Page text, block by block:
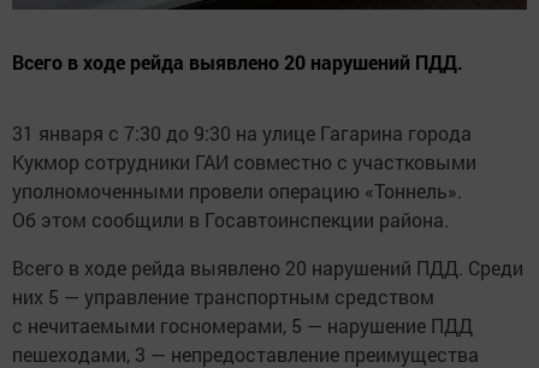
Всего в ходе рейда выявлено 20 нарушений ПДД.
31 января с 7:30 до 9:30 на улице Гагарина города
Кукмор сотрудники ГАИ совместно с участковыми
уполномоченными провели операцию «Тоннель».
Об этом сообщили в Госавтоинспекции района.
Всего в ходе рейда выявлено 20 нарушений ПДД. Среди
них 5 — управление транспортным средством
с нечитаемыми госномерами, 5 — нарушение ПДД
пешеходами, 3 — непредоставление преимущества